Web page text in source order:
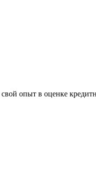
опыт в оценке